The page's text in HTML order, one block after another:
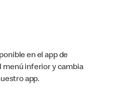
en el app de
menú inferior y cambia
app.